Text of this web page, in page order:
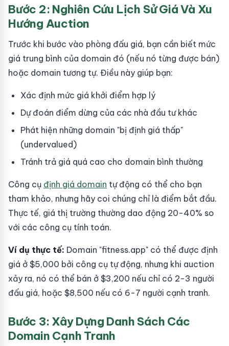
Bước 2: Nghiên Cứu Lịch Sử Giá Và Xu
Hướng Auction
Trước khi bước vào phòng đấu giá, bạn cần biết mức
giá trung bình của domain đó (nếu nó từng được bán)
hoặc domain tương tự. Điều này giúp bạn:
Xác định mức giá khởi điểm hợp lý
Dự đoán điểm dừng của các nhà đầu tư khác
Phát hiện những domain "bị định giá thấp"
(undervalued)
Tránh trả giá quá cao cho domain bình thường
Công cụ định giá domain tự động có thể cho bạn
tham khảo, nhưng hãy coi chúng chỉ là điểm bắt đầu.
Thực tế, giá thị trường thường dao động 20-40% so
với các công cụ tính toán.
Ví dụ thực tế: Domain "fitness.app" có thể được định
giá ở $5,000 bởi công cụ tự động, nhưng khi auction
xảy ra, nó có thể bán ở $3,200 nếu chỉ có 2-3 người
đấu giá, hoặc $8,500 nếu có 6-7 người cạnh tranh.
Bước 3: Xây Dựng Danh Sách Các
Domain Cạnh Tranh